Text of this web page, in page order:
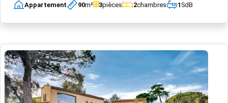
Appartement 90m² 3pièces 2chambres 1SdB